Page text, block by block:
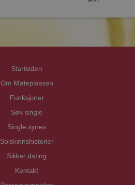
Startsiden
Om Møteplassen
Funksjoner
Søk single
Single synes
Solskinnshistorier
Sikker dating
Kontakt